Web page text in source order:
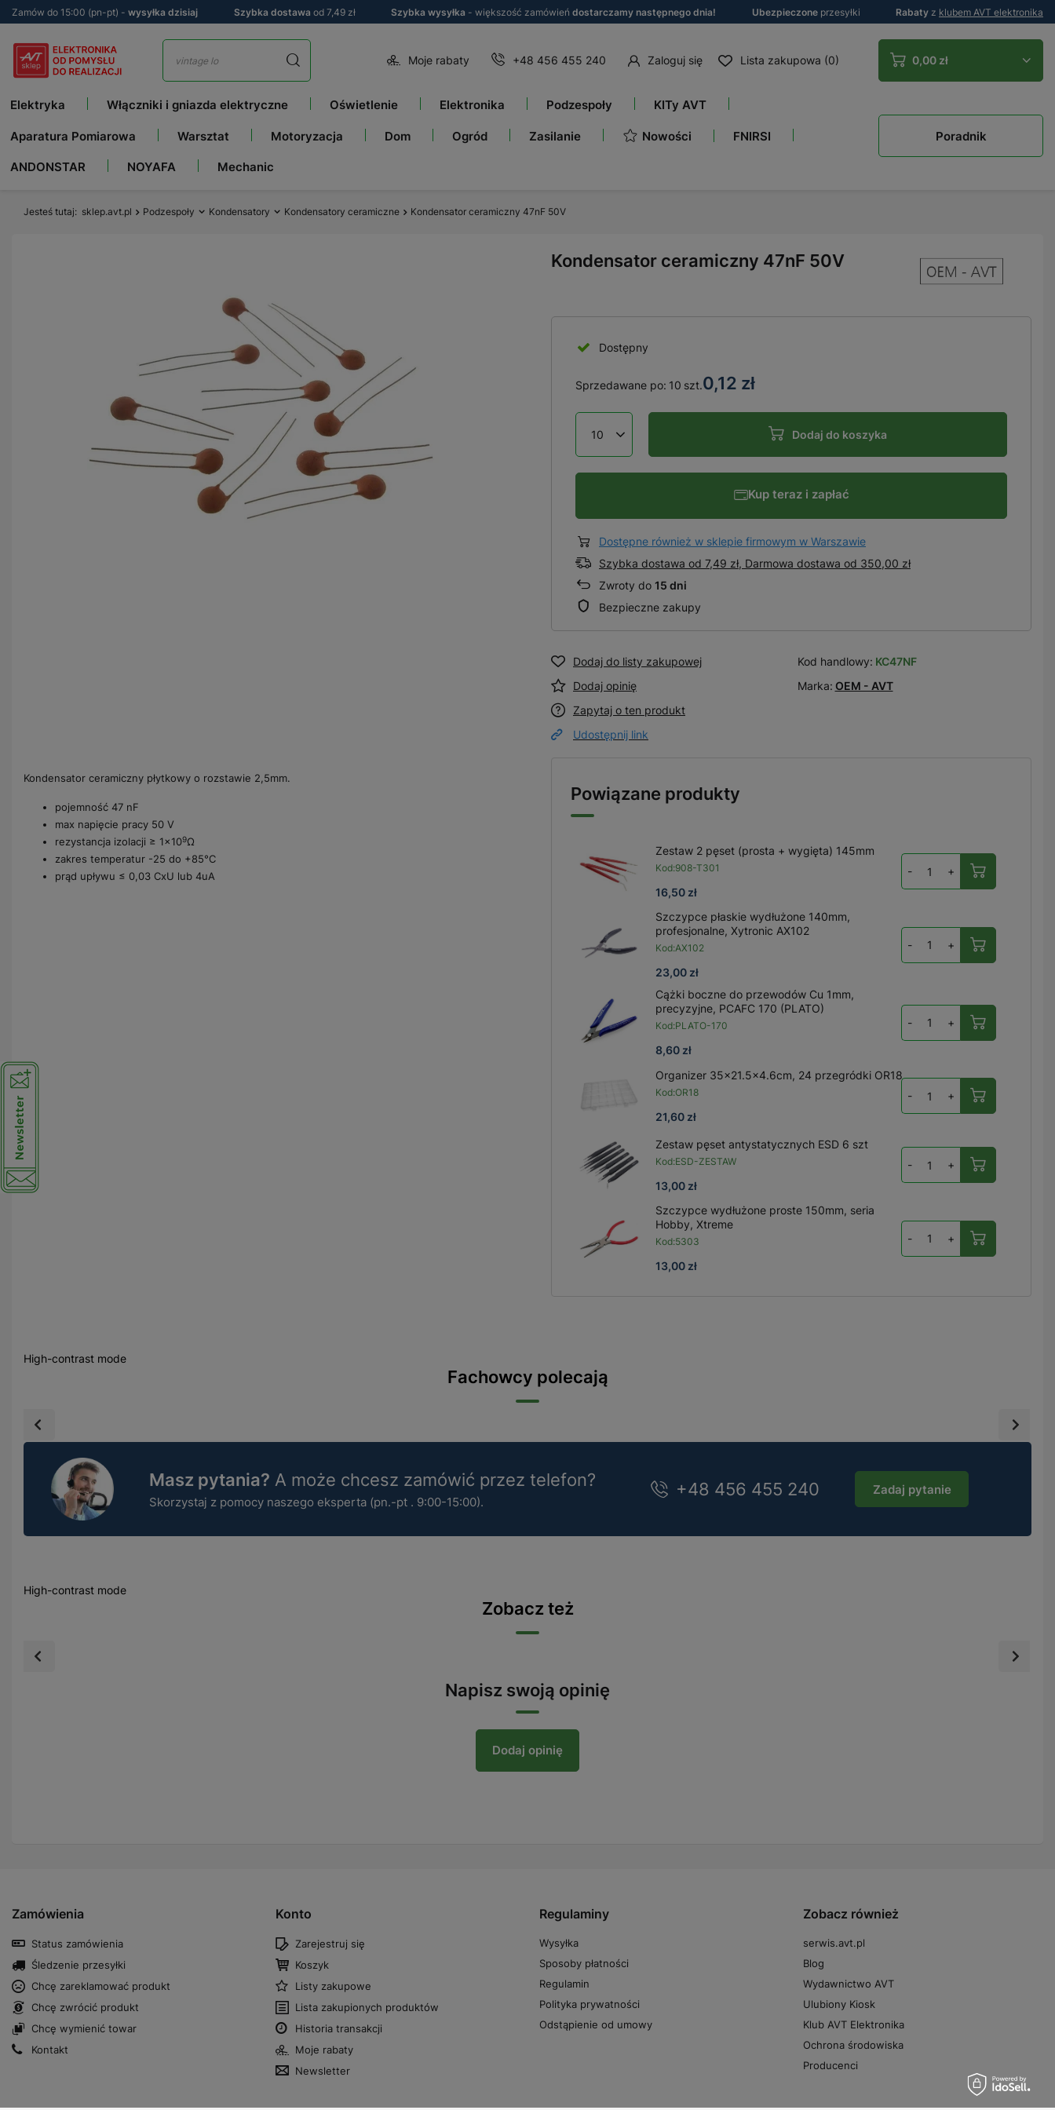
Zamów do 15:00 (pn-pt) - wysyłka dzisiaj Szybka dostawa od 7,49 zł Szybka wysyłka - większość zamówień dostarczamy następnego dnia! Ubezpieczone przesyłki Rabaty z klubem AVT elektronika
Moje rabaty +48 456 455 240 Zaloguj się Lista zakupowa (0) 0,00 zł
Elektryka Włączniki i gniazda elektryczne Oświetlenie Elektronika Podzespoły KITy AVT
Aparatura Pomiarowa Warsztat Motoryzacja Dom Ogród Zasilanie Nowości FNIRSI
ANDONSTAR NOYAFA Mechanic
Poradnik
Jesteś tutaj sklep.avt.pl Podzespoły Kondensatory Kondensatory ceramiczne Kondensator ceramiczny 47nF 50V
Kondensator ceramiczny 47nF 50V
Dostępny
0,12 zł
Sprzedawane po: 10 szt.
Dodaj do koszyka
Kup teraz i zapłać
Dostępne również w sklepie firmowym w Warszawie
Szybka dostawa od 7,49 zł, Darmowa dostawa od 350,00 zł
Zwroty do 15 dni
Bezpieczne zakupy
Dodaj do listy zakupowej
Dodaj opinię
Zapytaj o ten produkt
Udostępnij link
Kod handlowy: KC47NF
Marka: OEM - AVT
Kondensator ceramiczny płytkowy o rozstawie 2,5mm.
pojemność 47 nF
max napięcie pracy 50 V
rezystancja izolacji ≥ 1x109Ω
zakres temperatur -25 do +85°C
prąd upływu ≤ 0,03 CxU lub 4uA
Powiązane produkty
Zestaw 2 pęset (prosta + wygięta) 145mm
Kod:908-T301
16,50 zł
- +
Szczypce płaskie wydłużone 140mm,
profesjonalne, Xytronic AX102
Kod:AX102
23,00 zł
- +
Cążki boczne do przewodów Cu 1mm,
precyzyjne, PCAFC 170 (PLATO)
Kod:PLATO-170
8,60 zł
- +
Organizer 35x21.5x4.6cm, 24 przegródki OR18
Kod:OR18
21,60 zł
- +
Zestaw pęset antystatycznych ESD 6 szt
Kod:ESD-ZESTAW
13,00 zł
- +
Szczypce wydłużone proste 150mm, seria
Hobby, Xtreme
Kod:5303
13,00 zł
- +
High-contrast mode
Fachowcy polecają
Masz pytania? A może chcesz zamówić przez telefon?
Skorzystaj z pomocy naszego eksperta (pn.-pt . 9:00-15:00).
+48 456 455 240 Zadaj pytanie
High-contrast mode
Zobacz też
Napisz swoją opinię
Dodaj opinię
Zamówienia
Status zamówienia
Śledzenie przesyłki
Chcę zareklamować produkt
Chcę zwrócić produkt
Chcę wymienić towar
Kontakt
Konto
Zarejestruj się
Koszyk
Listy zakupowe
Lista zakupionych produktów
Historia transakcji
Moje rabaty
Newsletter
Regulaminy
Wysyłka
Sposoby płatności
Regulamin
Polityka prywatności
Odstąpienie od umowy
Zobacz również
serwis.avt.pl
Blog
Wydawnictwo AVT
Ulubiony Kiosk
Klub AVT Elektronika
Ochrona środowiska
Producenci